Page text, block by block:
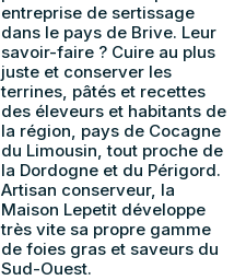
entreprise de sertissage
dans le pays de Brive. Leur
savoir-faire ? Cuire au plus
juste et conserver les
terrines, pâtés et recettes
des éleveurs et habitants de
la région, pays de Cocagne
du Limousin, tout proche de
la Dordogne et du Périgord.
Artisan conserveur, la
Maison Lepetit développe
très vite sa propre gamme
de foies gras et saveurs du
Sud-Ouest.